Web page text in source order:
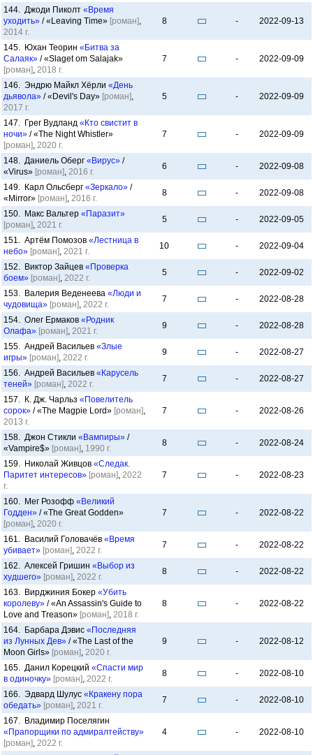
144. Джоди Пиколт «Время
уходить» / «Leaving Time» [роман],
2014 г.
8 - 2022-09-13
145. Юхан Теорин «Битва за
Салаяк» / «Slaget om Salajak»
[роман], 2018 г.
7 - 2022-09-09
146. Эндрю Майкл Хёрли «День
дьявола» / «Devil's Day» [роман],
2017 г.
5 - 2022-09-09
147. Грег Вудланд «Кто свистит в
ночи» / «The Night Whistler»
[роман], 2020 г.
7 - 2022-09-09
148. Даниель Оберг «Вирус» /
«Virus» [роман], 2016 г.
6 - 2022-09-08
149. Карл Ольсберг «Зеркало» /
«Mirror» [роман], 2016 г.
8 - 2022-09-08
150. Макс Вальтер «Паразит»
[роман], 2021 г.
5 - 2022-09-05
151. Артём Помозов «Лестница в
небо» [роман], 2021 г.
10 - 2022-09-04
152. Виктор Зайцев «Проверка
боем» [роман], 2022 г.
5 - 2022-09-02
153. Валерия Веденеева «Люди и
чудовища» [роман], 2022 г.
7 - 2022-08-28
154. Олег Ермаков «Родник
Олафа» [роман], 2021 г.
9 - 2022-08-28
155. Андрей Васильев «Злые
игры» [роман], 2022 г.
9 - 2022-08-27
156. Андрей Васильев «Карусель
теней» [роман], 2022 г.
7 - 2022-08-27
157. К. Дж. Чарльз «Повелитель
сорок» / «The Magpie Lord» [роман],
2013 г.
7 - 2022-08-26
158. Джон Стикли «Вампиры» /
«Vampire$» [роман], 1990 г.
8 - 2022-08-24
159. Николай Живцов «Следак.
Паритет интересов» [роман], 2022
г.
7 - 2022-08-23
160. Мег Розофф «Великий
Годден» / «The Great Godden»
[роман], 2020 г.
7 - 2022-08-22
161. Василий Головачёв «Время
убивает» [роман], 2022 г.
7 - 2022-08-22
162. Алексей Гришин «Выбор из
худшего» [роман], 2022 г.
8 - 2022-08-22
163. Вирджиния Бокер «Убить
королеву» / «An Assassin's Guide to
Love and Treason» [роман], 2018 г.
8 - 2022-08-22
164. Барбара Дэвис «Последняя
из Лунных Дев» / «The Last of the
Moon Girls» [роман], 2020 г.
9 - 2022-08-12
165. Данил Корецкий «Спасти мир
в одиночку» [роман], 2022 г.
8 - 2022-08-10
166. Эдвард Шулус «Кракену пора
обедать» [роман], 2021 г.
7 - 2022-08-10
167. Владимир Поселягин
«Прапорщики по адмиралтейству»
[роман], 2022 г.
4 - 2022-08-10